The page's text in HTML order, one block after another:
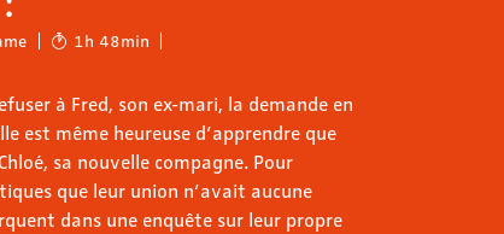
1h 48min
à Fred, son ex-mari, la demande en
est même heureuse d’apprendre que
sa nouvelle compagne. Pour
que leur union n’avait aucune
dans une enquête sur leur propre